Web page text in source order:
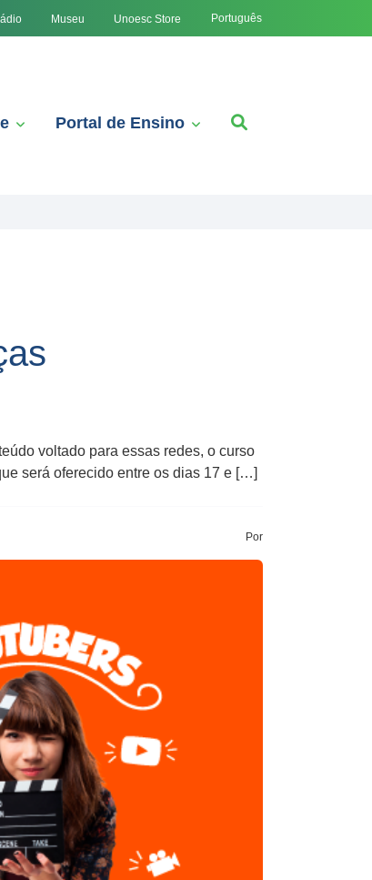
Museu Unoesc Store Português
Portal de Ensino
voltado para essas redes, o curso
será oferecido entre os dias 17 e […]
Por